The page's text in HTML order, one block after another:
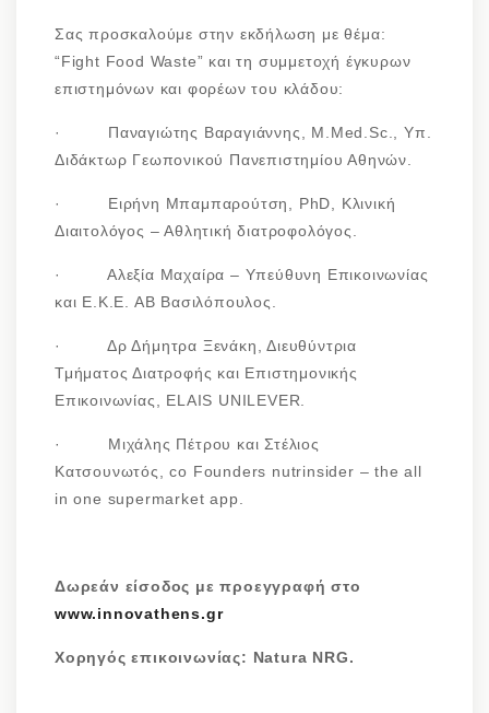
Σας προσκαλούμε στην εκδήλωση με θέμα:
“Fight Food Waste” και τη συμμετοχή έγκυρων
επιστημόνων και φορέων του κλάδου:
· Παναγιώτης Βαραγιάννης, M.Med.Sc., Υπ.
Διδάκτωρ Γεωπονικού Πανεπιστημίου Αθηνών.
· Ειρήνη Μπαμπαρούτση, PhD, Κλινική
Διαιτολόγος – Αθλητική διατροφολόγος.
· Αλεξία Μαχαίρα – Υπεύθυνη Επικοινωνίας
και Ε.Κ.Ε. ΑΒ Βασιλόπουλος.
· Δρ Δήμητρα Ξενάκη, Διευθύντρια
Τμήματος Διατροφής και Επιστημονικής
Επικοινωνίας, ELAIS UNILEVER.
· Μιχάλης Πέτρου και Στέλιος
Κατσουνωτός, co Founders nutrinsider – the all
in one supermarket app.
Δωρεάν είσοδος με προεγγραφή στο
www.innovathens.gr
Χορηγός επικοινωνίας: Natura NRG.